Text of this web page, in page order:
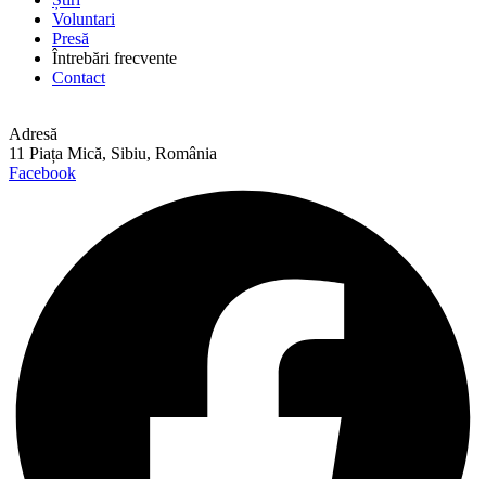
Voluntari
Presă
Întrebări frecvente
Contact
Adresă
11 Piața Mică, Sibiu, România
Facebook